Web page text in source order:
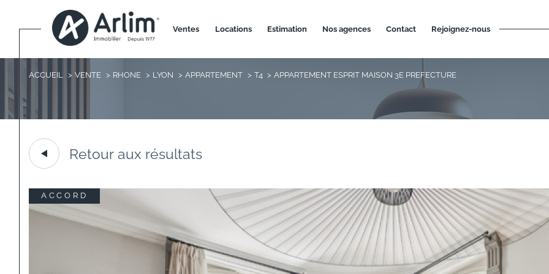
ventes locations estimation nos agences contact rejoignez-nous
ACCUEIL VENTE RHONE LYON APPARTEMENT T4 APPARTEMENT ESPRIT MAISON 3E PREFECTURE
Retour aux résultats
ACCORD